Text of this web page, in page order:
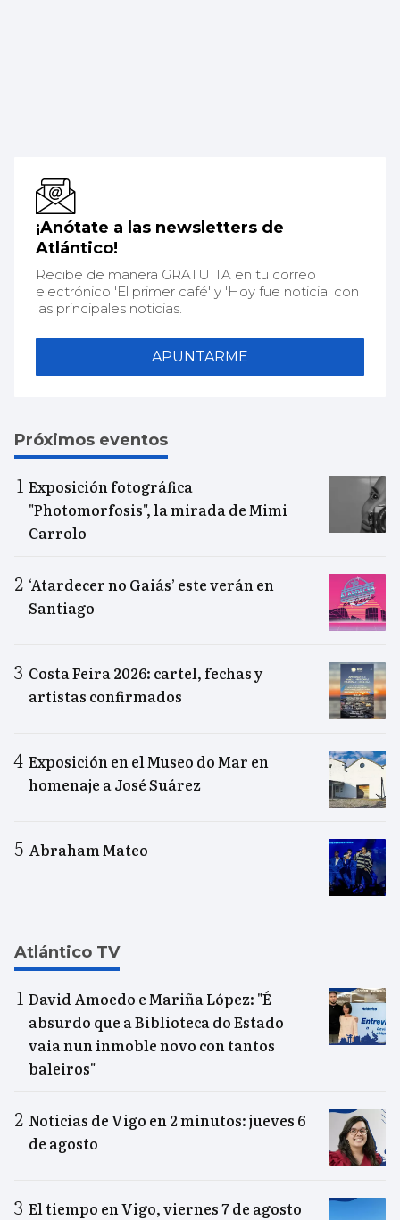
¡Anótate a las newsletters de
Atlántico!
Recibe de manera GRATUITA en tu correo
electrónico 'El primer café' y 'Hoy fue noticia' con
las principales noticias.
APUNTARME
Próximos eventos
Exposición fotográfica
"Photomorfosis", la mirada de Mimi
Carrolo
‘Atardecer no Gaiás’ este verán en
Santiago
Costa Feira 2026: cartel, fechas y
artistas confirmados
Exposición en el Museo do Mar en
homenaje a José Suárez
Abraham Mateo
Atlántico TV
David Amoedo e Mariña López: "É
absurdo que a Biblioteca do Estado
vaia nun inmoble novo con tantos
baleiros"
Noticias de Vigo en 2 minutos: jueves 6
de agosto
El tiempo en Vigo, viernes 7 de agosto